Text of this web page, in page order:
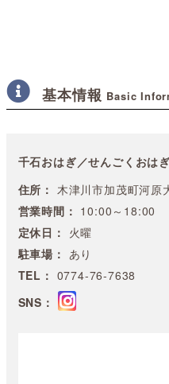
基本情報 Basic
千石おはぎ／せんごくおはぎ
住所： 木津川市加茂町河原
営業時間： 10:00～18:00
定休日： 火曜
駐車場： あり
TEL： 0774-76-7638
SNS：